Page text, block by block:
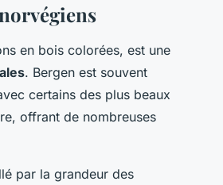
en bois colorées, est une
. Bergen est souvent
certains des plus beaux
offrant de nombreuses
par la grandeur des